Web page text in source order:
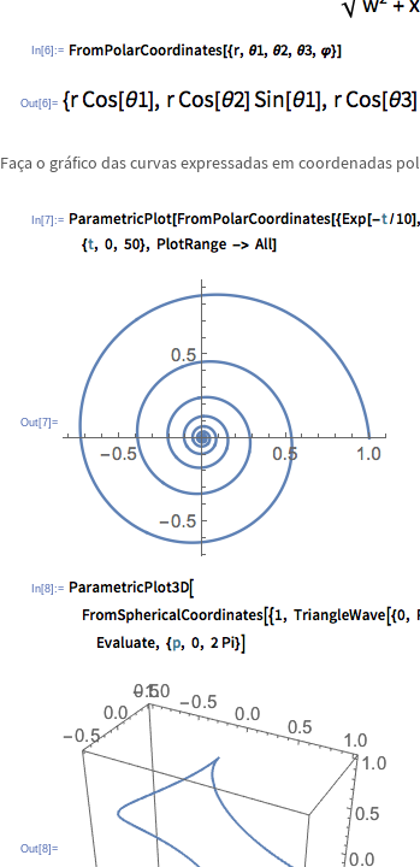
In[6]:=
Out[6]=
Faça o gráfico das curvas expressadas em coordenadas
In[7]:=
Out[7]=
In[8]:=
Out[8]=